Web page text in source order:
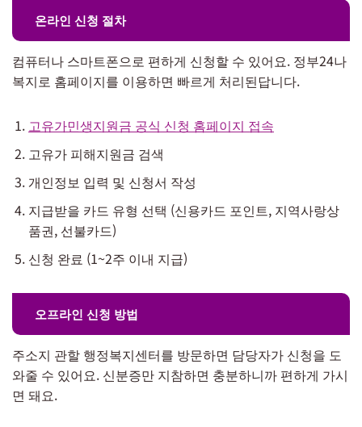
온라인 신청 절차
컴퓨터나 스마트폰으로 편하게 신청할 수 있어요. 정부24나
복지로 홈페이지를 이용하면 빠르게 처리된답니다.
고유가민생지원금 공식 신청 홈페이지 접속
고유가 피해지원금 검색
개인정보 입력 및 신청서 작성
지급받을 카드 유형 선택 (신용카드 포인트, 지역사랑상
품권, 선불카드)
신청 완료 (1~2주 이내 지급)
오프라인 신청 방법
주소지 관할 행정복지센터를 방문하면 담당자가 신청을 도
와줄 수 있어요. 신분증만 지참하면 충분하니까 편하게 가시
면 돼요.